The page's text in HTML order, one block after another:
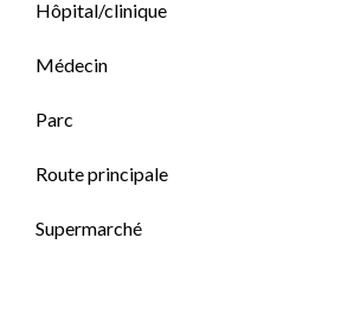
Hôpital/clinique
Médecin
Parc
Route principale
Supermarché